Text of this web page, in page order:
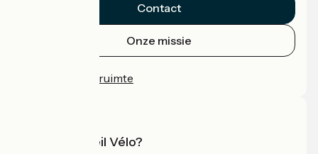
Contact
Onze missie
Professionele ruimte
Wat is Accueil Vélo?